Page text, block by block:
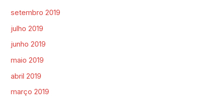
setembro 2019
julho 2019
junho 2019
maio 2019
abril 2019
março 2019